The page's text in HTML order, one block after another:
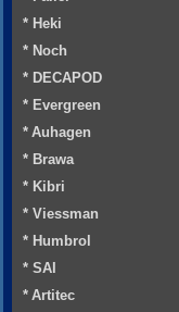
* Heki
* Noch
* DECAPOD
* Evergreen
* Auhagen
* Brawa
* Kibri
* Viessman
* Humbrol
* SAI
* Artitec